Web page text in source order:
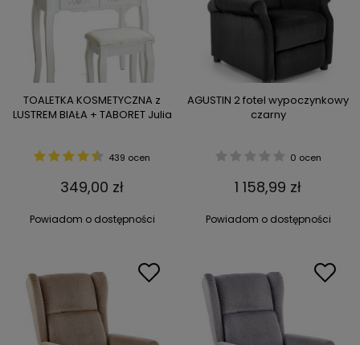
TOALETKA KOSMETYCZNA z
LUSTREM BIAŁA + TABORET Julia
439 ocen
349,00 zł
Powiadom o dostępności
AGUSTIN 2 fotel wypoczynkowy
czarny
0 ocen
1 158,99 zł
Powiadom o dostępności